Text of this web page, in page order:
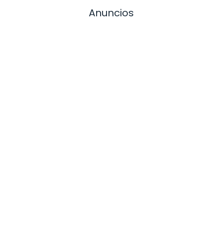
Anuncios